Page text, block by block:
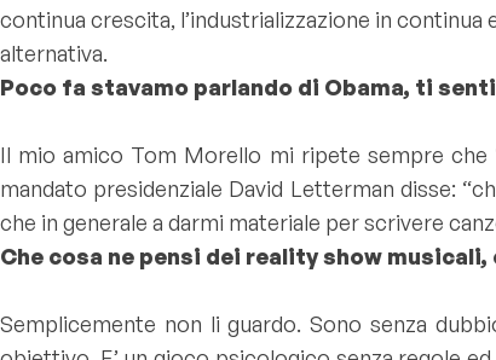
continua crescita, l’industrializzazione in continua
alternativa.
Poco fa stavamo parlando di Obama, ti
Il mio amico Tom Morello mi ripete sempre
mandato presidenziale David Letterman disse:
che in generale a darmi materiale per scrivere
Che cosa ne pensi dei reality show musicali,
Semplicemente non li guardo. Sono senza